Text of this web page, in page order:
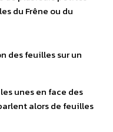
du Frêne ou du
des feuilles sur un
unes en face des
alors de feuilles